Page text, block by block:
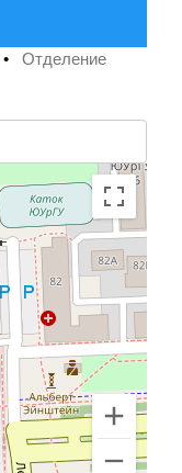
• Отделение